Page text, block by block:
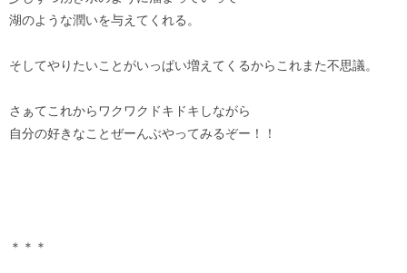
湖のような潤いを与えてくれる。
そしてやりたいことがいっぱい増えてくるからこれまた不思議。
さぁてこれからワクワクドキドキしながら
自分の好きなことぜーんぶやってみるぞー！！
＊＊＊